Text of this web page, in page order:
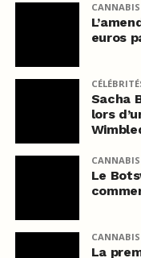
CANNABIS
euros
Sacha
lors
Le
CANNABIS
La